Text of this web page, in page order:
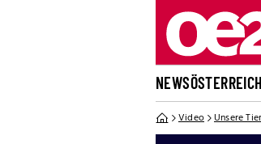
NEWSÖSTERREICH
Video Unsere